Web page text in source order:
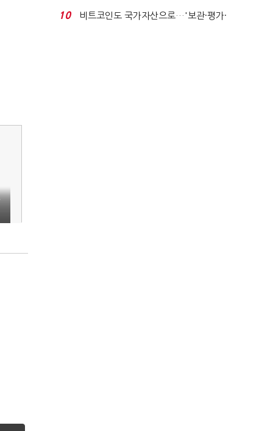
로봇·AI 등 논...
10
비트코인도 국가자산으로…'보관·평가·